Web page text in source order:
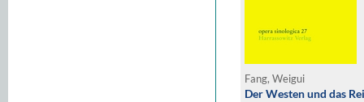
Fang, Weigui
Der Westen und das